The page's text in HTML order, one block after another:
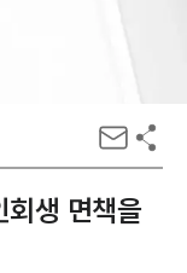
회생 면책을